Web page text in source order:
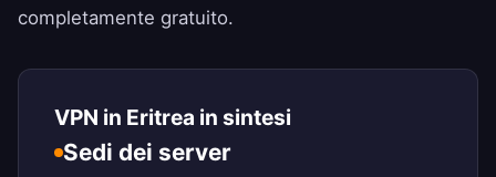
completamente gratuito.
VPN in Eritrea in sintesi
Sedi dei server